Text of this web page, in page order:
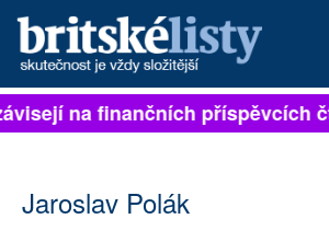
PŘIHLÁSIT
ARCHIV
na finančních příspěvcích
Jaroslav Polák